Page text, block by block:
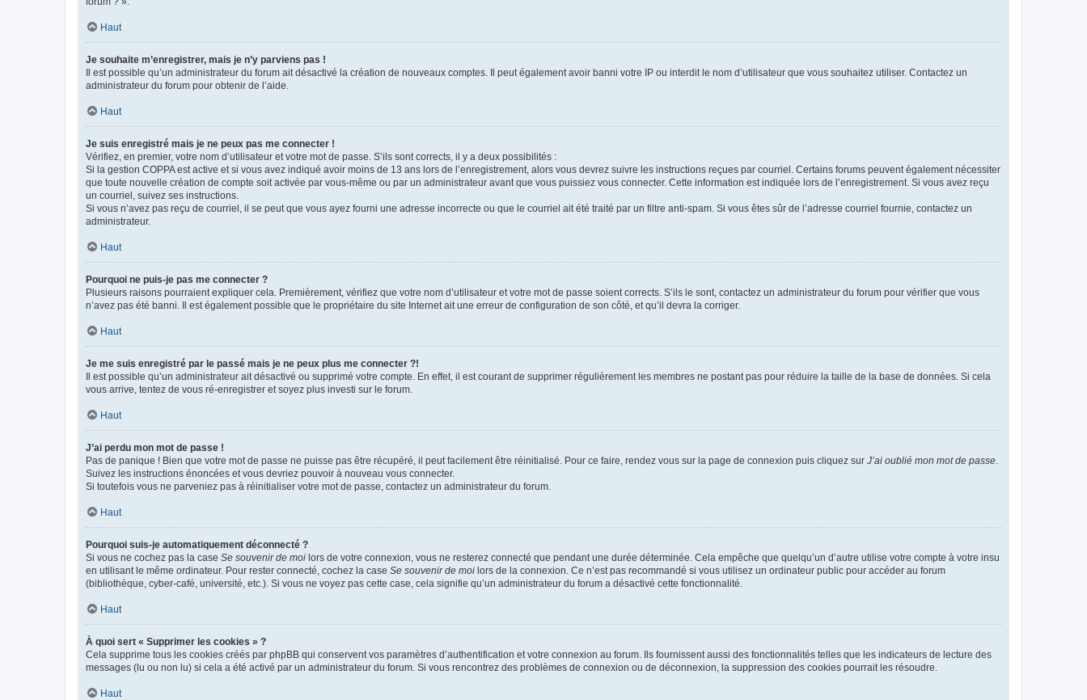
Haut
Je souhaite m’enregistrer, mais je n’y parviens pas !
Il est possible qu’un administrateur du forum ait désactivé la création de nouveaux comptes. Il peut également avoir banni votre IP ou interdit le nom d’utilisateur que vous souhaitez utiliser. Contactez un
administrateur du forum pour obtenir de l’aide.
Haut
Je suis enregistré mais je ne peux pas me connecter !
Vérifiez, en premier, votre nom d’utilisateur et votre mot de passe. S’ils sont corrects, il y a deux possibilités :
Si la gestion COPPA est active et si vous avez indiqué avoir moins de 13 ans lors de l’enregistrement, alors vous devrez suivre les instructions reçues par courriel. Certains forums peuvent également nécessiter
que toute nouvelle création de compte soit activée par vous-même ou par un administrateur avant que vous puissiez vous connecter. Cette information est indiquée lors de l’enregistrement. Si vous avez reçu
un courriel, suivez ses instructions.
Si vous n’avez pas reçu de courriel, il se peut que vous ayez fourni une adresse incorrecte ou que le courriel ait été traité par un filtre anti-spam. Si vous êtes sûr de l’adresse courriel fournie, contactez un
administrateur.
Haut
Pourquoi ne puis-je pas me connecter ?
Plusieurs raisons pourraient expliquer cela. Premièrement, vérifiez que votre nom d’utilisateur et votre mot de passe soient corrects. S’ils le sont, contactez un administrateur du forum pour vérifier que vous
n’avez pas été banni. Il est également possible que le propriétaire du site Internet ait une erreur de configuration de son côté, et qu’il devra la corriger.
Haut
Je me suis enregistré par le passé mais je ne peux plus me connecter ?!
Il est possible qu’un administrateur ait désactivé ou supprimé votre compte. En effet, il est courant de supprimer régulièrement les membres ne postant pas pour réduire la taille de la base de données. Si cela
vous arrive, tentez de vous ré-enregistrer et soyez plus investi sur le forum.
Haut
J’ai perdu mon mot de passe !
Pas de panique ! Bien que votre mot de passe ne puisse pas être récupéré, il peut facilement être réinitialisé. Pour ce faire, rendez vous sur la page de connexion puis cliquez sur J’ai oublié mon mot de passe
Suivez les instructions énoncées et vous devriez pouvoir à nouveau vous connecter.
Si toutefois vous ne parveniez pas à réinitialiser votre mot de passe, contactez un administrateur du forum.
Haut
Pourquoi suis-je automatiquement déconnecté ?
Si vous ne cochez pas la case Se souvenir de moi lors de votre connexion, vous ne resterez connecté que pendant une durée déterminée. Cela empêche que quelqu’un d’autre utilise votre compte à votre insu
en utilisant le même ordinateur. Pour rester connecté, cochez la case Se souvenir de moi lors de la connexion. Ce n’est pas recommandé si vous utilisez un ordinateur public pour accéder au forum
(bibliothèque, cyber-café, université, etc.). Si vous ne voyez pas cette case, cela signifie qu’un administrateur du forum a désactivé cette fonctionnalité.
Haut
À quoi sert « Supprimer les cookies » ?
Cela supprime tous les cookies créés par phpBB qui conservent vos paramètres d’authentification et votre connexion au forum. Ils fournissent aussi des fonctionnalités telles que les indicateurs de lecture des
messages (lu ou non lu) si cela a été activé par un administrateur du forum. Si vous rencontrez des problèmes de connexion ou de déconnexion, la suppression des cookies pourrait les résoudre.
Haut